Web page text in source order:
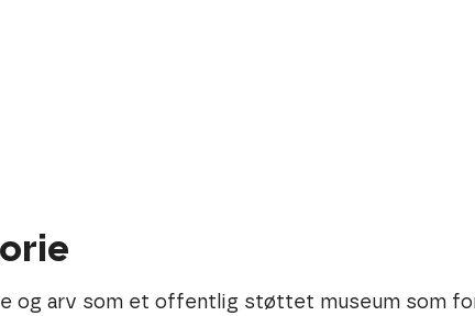
og arv som et offentlig støttet museum som